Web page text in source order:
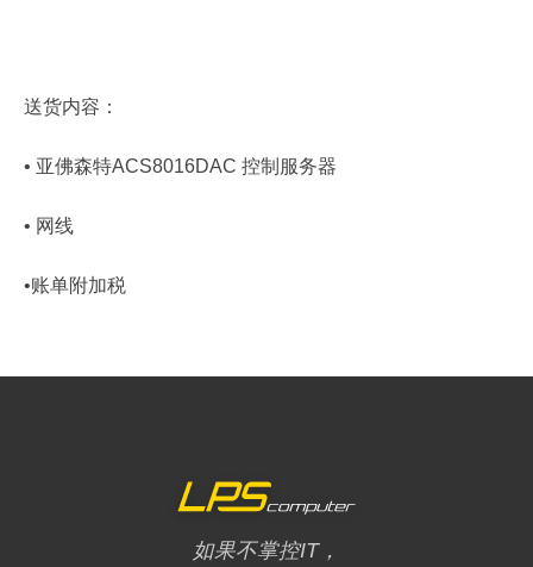
送货内容：
• 亚佛森特ACS8016DAC 控制服务器
• 网线
•账单附加税
如果不掌控IT，